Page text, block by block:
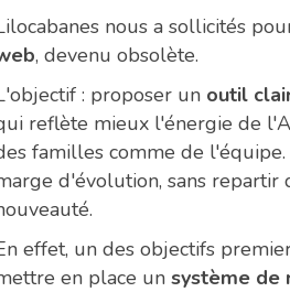
nous a sollicités
, devenu obsolète.
: proposer un outil
reflète mieux l'énergie de
familles comme de
d'évolution, sans repartir
effet, un des objectifs
en place un système de